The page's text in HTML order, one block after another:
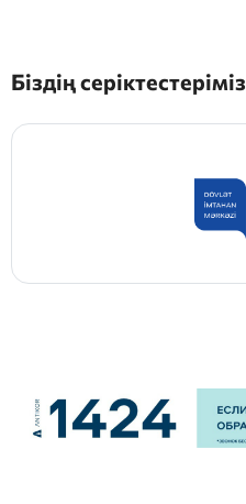
Біздің серіктестеріміз